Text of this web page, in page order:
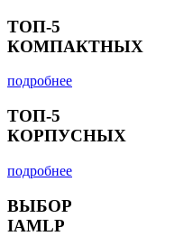
ТОП-5
КОМПАКТНЫХ
подробнее
ТОП-5
КОРПУСНЫХ
подробнее
ВЫБОР
IAMLP